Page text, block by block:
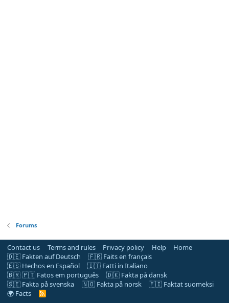
Forums
Contact us Terms and rules Privacy policy Help
Home
🇩🇪 Fakten auf Deutsch
🇫🇷 Faits en français
🇪🇸 Hechos en Español
🇮🇹 Fatti in Italiano
🇧🇷 🇵🇹 Fatos em português
🇩🇰 Fakta på dansk
🇸🇪 Fakta på svenska
🇳🇴 Fakta på norsk
🇫🇮 Faktat suomeksi
🌍 Facts
R